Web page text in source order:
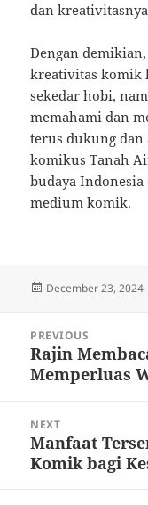
dan
Dengan
kreativitas komik
sekedar hobi,
memahami dan
terus dukung dan
komikus Tanah
budaya
medium komik.
Posted
December 23, 2024
navigation
PREVIOUS
Previous
post:
Rajin
Memperluas
NEXT
Next
post:
Manfaat
Komik bagi